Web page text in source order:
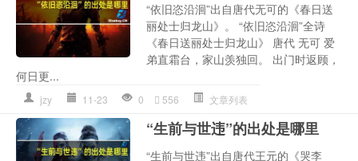
“依旧恣沿洄”出自唐代无可的《春日送
丽处士归龙山》。 “依旧恣沿洄”全诗
《春日送丽处士归龙山》 唐代 无可 爱
弟直霜台，家山羡独回。 出门时返顾，
何日更...
jzy 11-23 0 556 文章列表
“生前与世违”的出处是哪里
“生前与世违”出自唐代王元的《哭李